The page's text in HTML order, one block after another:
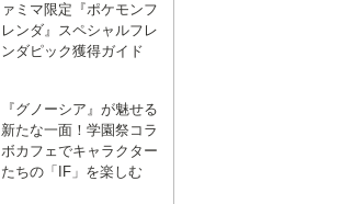
ァミマ限定『ポケモンフ
レンダ』スペシャルフレ
ンダピック獲得ガイド
『グノーシア』が魅せる
新たな一面！学園祭コラ
ボカフェでキャラクター
たちの「IF」を楽しむ